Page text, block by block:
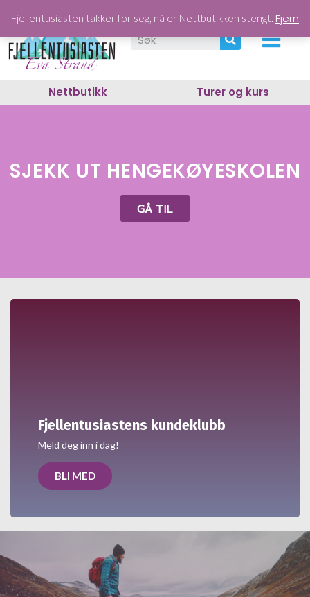
Nettbutikk Turer og kurs
SJEKK UT HENGEKØYESKOLEN
GÅ TIL
Fjellentusiastens kundeklubb
Meld deg inn i dag!
BLI MED
Fjellentusiasten takker for seg, nå er Nettbutikken stengt. Fjern